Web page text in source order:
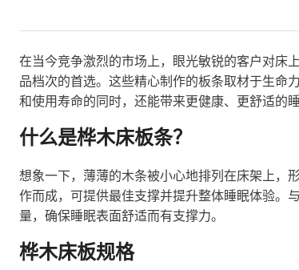
在当今竞争激烈的市场上，眼光敏锐的客户对床
品档次的首选。这些精心制作的板条取材于生命
和使用寿命的同时，还能带来更健康、更舒适的睡
什么是桦木床板条？
想象一下，薄薄的木条被小心地排列在床架上，
作而成，可提供最佳支撑并提升整体睡眠体验。
量，确保睡眠表面舒适而有支撑力。
桦木床板规格